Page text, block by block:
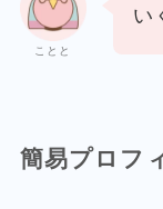
ことと
い
簡易プロフ